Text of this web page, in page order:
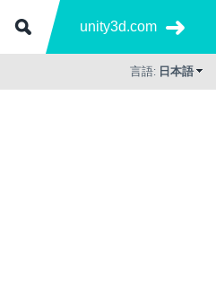
unity3d.com
言語: 日本語